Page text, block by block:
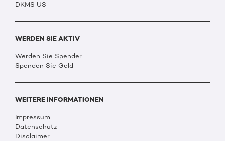
DKMS US
WERDEN SIE AKTIV
Werden Sie Spender
Spenden Sie Geld
WEITERE INFORMATIONEN
Impressum
Datenschutz
Disclaimer